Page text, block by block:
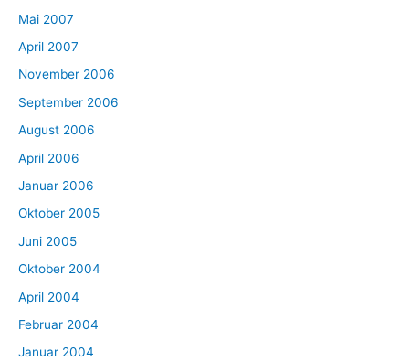
Mai 2007
April 2007
November 2006
September 2006
August 2006
April 2006
Januar 2006
Oktober 2005
Juni 2005
Oktober 2004
April 2004
Februar 2004
Januar 2004